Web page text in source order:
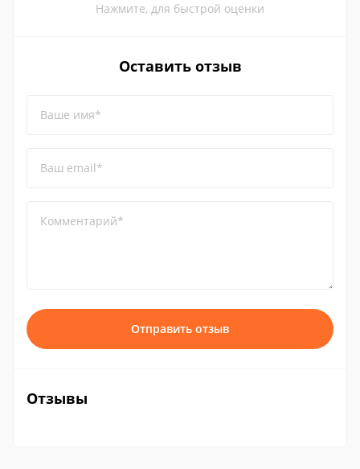
Нажмите, для быстрой оценки
Оставить отзыв
Ваше имя*
Ваш email*
Комментарий*
Отправить отзыв
Отзывы